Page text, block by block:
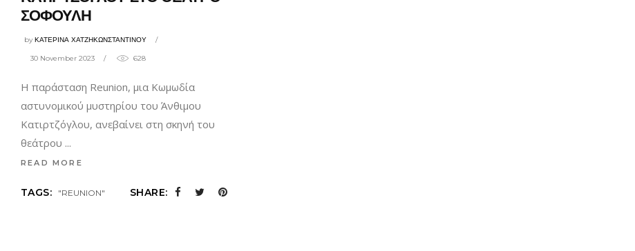
ΣΟΦΟΥΛΗ
byΚΑΤΕΡΙΝΑ ΧΑΤΖΗΚΩΝΣΤΑΝΤΙΝΟΥ
30 November 2023 628
Η παράσταση Reunion, μια Κωμωδία
αστυνομικού μυστηρίου του Άνθιμου
Κατιρτζόγλου, ανεβαίνει στη σκηνή του
θεάτρου
READ MORE
TAGS: "REUNION" SHARE: